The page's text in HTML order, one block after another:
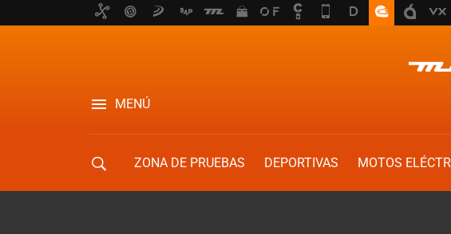
MENÚ
ZONA DE PRUEBAS DEPORTIVAS MOTOS